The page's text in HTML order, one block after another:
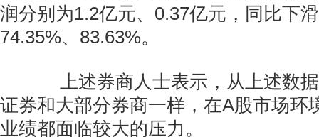
润分别为1.2亿元、0.37亿元，同比下
74.35%、83.63%。
上述券商人士表示，从上述数据
证券和大部分券商一样，在A股市场环
业绩都面临较大的压力。